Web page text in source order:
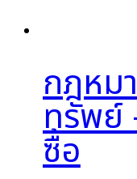
กฎหม
ทรัพย์
ซื้อ